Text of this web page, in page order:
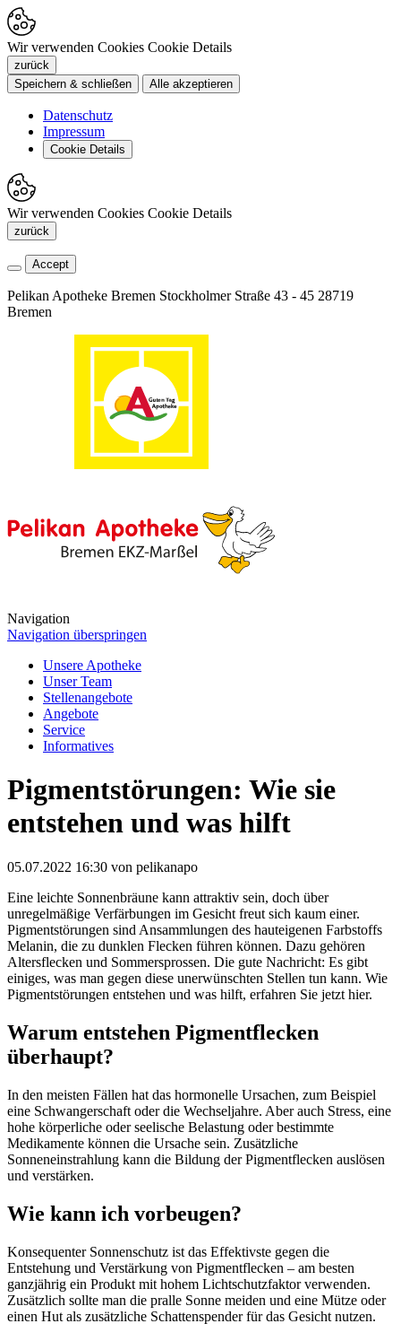
Wir verwenden Cookies Cookie Details
zurück
Speichern & schließen
Alle akzeptieren
Datenschutz
Impressum
Cookie Details
Wir verwenden Cookies Cookie Details
zurück
Accept
Pelikan Apotheke Bremen Stockholmer Straße 43 - 45 28719
Bremen
Navigation
Navigation überspringen
Unsere Apotheke
Unser Team
Stellenangebote
Angebote
Service
Informatives
Pigmentstörungen: Wie sie
entstehen und was hilft
05.07.2022 16:30 von pelikanapo
Eine leichte Sonnenbräune kann attraktiv sein, doch über
unregelmäßige Verfärbungen im Gesicht freut sich kaum einer.
Pigmentstörungen sind Ansammlungen des hauteigenen Farbstoffs
Melanin, die zu dunklen Flecken führen können. Dazu gehören
Altersflecken und Sommersprossen. Die gute Nachricht: Es gibt
einiges, was man gegen diese unerwünschten Stellen tun kann. Wie
Pigmentstörungen entstehen und was hilft, erfahren Sie jetzt hier.
Warum entstehen Pigmentflecken
überhaupt?
In den meisten Fällen hat das hormonelle Ursachen, zum Beispiel
eine Schwangerschaft oder die Wechseljahre. Aber auch Stress, eine
hohe körperliche oder seelische Belastung oder bestimmte
Medikamente können die Ursache sein. Zusätzliche
Sonneneinstrahlung kann die Bildung der Pigmentflecken auslösen
und verstärken.
Wie kann ich vorbeugen?
Konsequenter Sonnenschutz ist das Effektivste gegen die
Entstehung und Verstärkung von Pigmentflecken – am besten
ganzjährig ein Produkt mit hohem Lichtschutzfaktor verwenden.
Zusätzlich sollte man die pralle Sonne meiden und eine Mütze oder
einen Hut als zusätzliche Schattenspender für das Gesicht nutzen.